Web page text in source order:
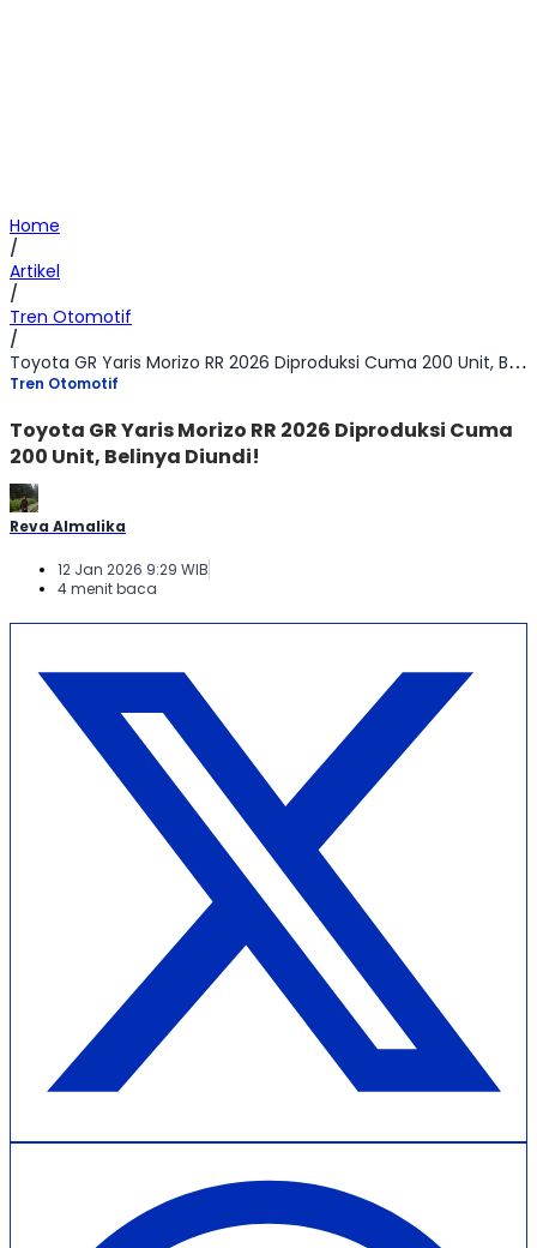
Home
/
Artikel
/
Tren Otomotif
/
Toyota GR Yaris Morizo RR 2026 Diproduksi Cuma 200 Unit, Belinya Diundi!
Tren Otomotif
Toyota GR Yaris Morizo RR 2026 Diproduksi Cuma
200 Unit, Belinya Diundi!
Reva Almalika
12 Jan 2026 9:29 WIB
4 menit baca